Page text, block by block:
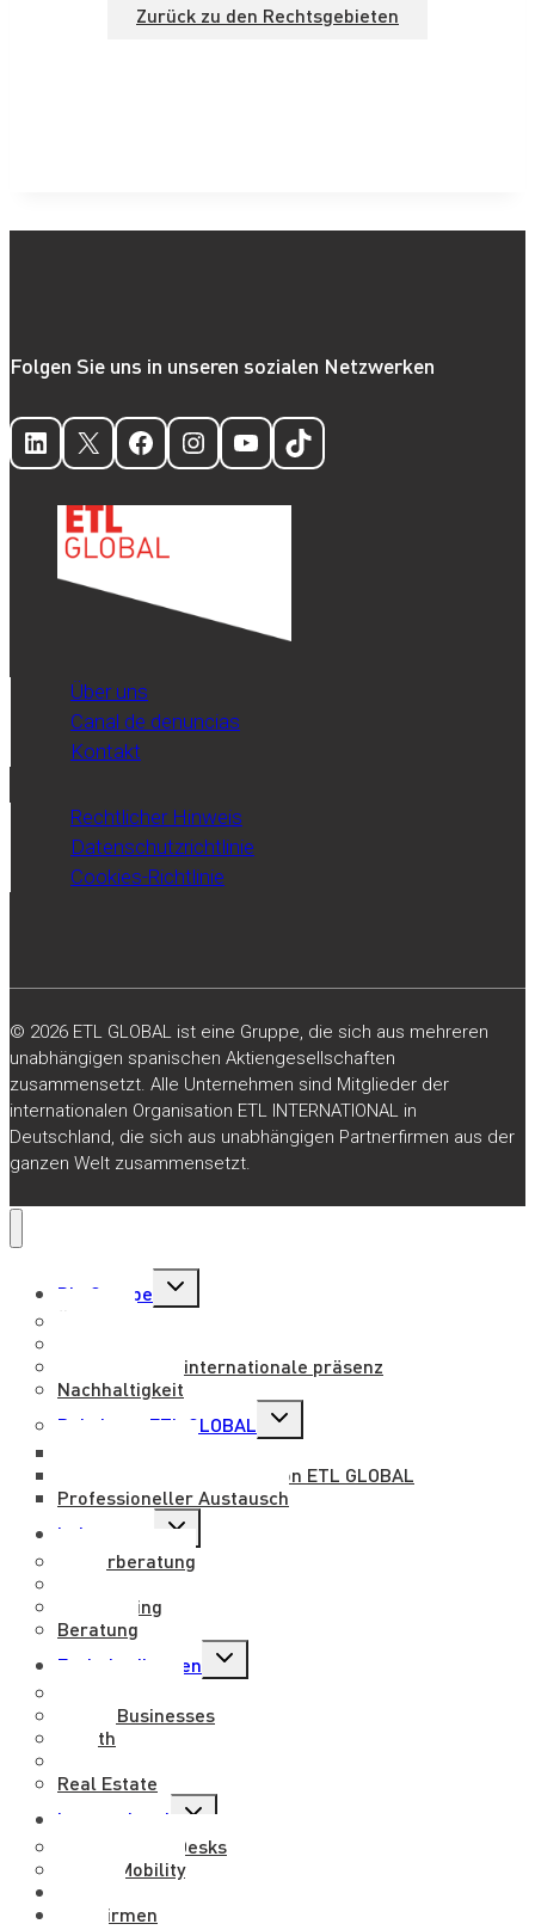
Zurück zu den Rechtsgebieten
Folgen Sie uns in unseren sozialen Netzwerken
LinkedIn
X Facebook
Instagram
YouTube
TikTok
Über uns
Canal de denuncias
Kontakt
Rechtlicher Hinweis
Datenschutzrichtlinie
Cookies-Richtlinie
© 2026 ETL GLOBAL ist eine Gruppe, die sich aus mehreren
unabhängigen spanischen Aktiengesellschaften
zusammensetzt. Alle Unternehmen sind Mitglieder der
internationalen Organisation ETL INTERNATIONAL in
Deutschland, die sich aus unabhängigen Partnerfirmen aus der
ganzen Welt zusammensetzt.
Die Gruppe
Untermenü
umschalten
Nationale und internationale präsenz
Nachhaltigkeit
Beitritt zu ETL GLOBAL
Untermenü
umschalten
Benefits für mitarbeiter von ETL GLOBAL
Professioneller Austausch
Leistungen
Untermenü
Steuerberatung
Outsourcing
Beratung
Fachabteilungen
Untermenü
umschalten
Family Businesses
Health
Real Estate
International
Untermenü
International Desks
Global Mobility
ETL Firmen